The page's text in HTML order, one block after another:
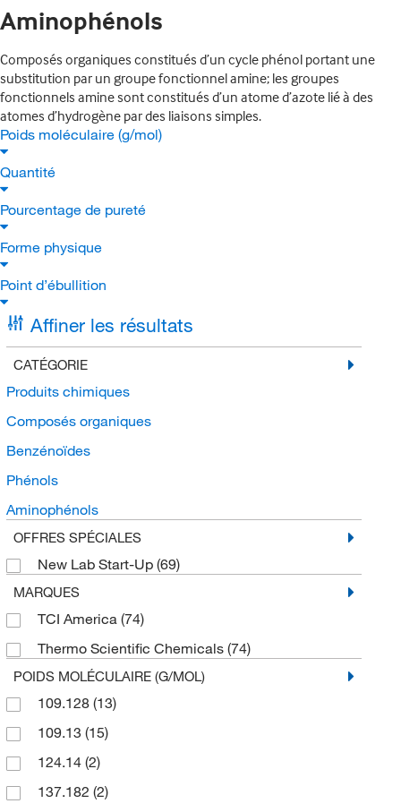
Aminophénols
Composés organiques constitués d’un cycle phénol portant une
substitution par un groupe fonctionnel amine; les groupes
fonctionnels amine sont constitués d’un atome d’azote lié à des
atomes d’hydrogène par des liaisons simples.
Poids moléculaire (g/mol)
Quantité
Pourcentage de pureté
Forme physique
Point d’ébullition
Affiner les résultats
CATÉGORIE
Produits chimiques
Composés organiques
Benzénoïdes
Phénols
Aminophénols
OFFRES SPÉCIALES
New Lab Start-Up (69)
MARQUES
TCI America (74)
Thermo Scientific Chemicals (74)
POIDS MOLÉCULAIRE (G/MOL)
109.128 (13)
109.13 (15)
124.14 (2)
137.182 (2)